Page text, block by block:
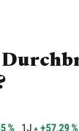
% 1J +57,29 %